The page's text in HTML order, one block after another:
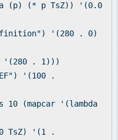
(p) (* p TsZ)) '(0.0
'(280 . 0)
. 1)))
'(100 .
(mapcar '(lambda
TsZ) '(1 .